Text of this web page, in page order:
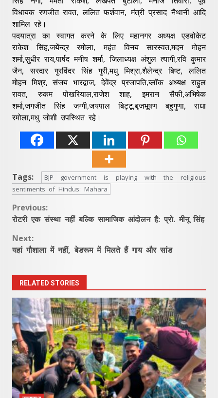
विधायक रणजीत रावत, ललित फर्शवान, मंत्री प्रसाद नैथानी आदि
शामिल रहे।
पदयात्रा का स्वागत करने के लिए महानगर अध्यक्ष एडवोकेट
राकेश सिंह,जयेंन्द्र रमोला, महंत विनय सारस्वत,मदन मोहन
शर्मा,सुधीर राय,पार्षद मनीष शर्मा, जिलाध्यक्ष अंशुल त्यागी,रवि कुमार
जैन, सरदार गुरविंदर सिंह गुरी,मधु मिश्रा,शैलेन्द्र बिष्ट, ललित
मोहन मिश्र, संजय भारद्वाज, देवेंद्र प्रजापति,ब्लॉक अध्यक्ष राहुल
रावत, रुकम पोखरियाल,राजेश शाह, इमरान सैफी,अभिषेक
शर्मा,जगजीत सिंह जग्गी,जयपाल बिट्टू,बृजभूषण बहुगुणा, राधा
रमोला,मधु जोशी उपस्थित रहे।
Tags:
BJP government is playing with the religious
sentiments of Hindus: Mahara
Continue
Previous:
रोटरी एक संस्था नहीं बल्कि सामाजिक आंदोलन है: प्रो. मीनू सिंह
Next:
यहां गौशाला में नहीं, बेडरूम में मिलते हैं गाय और सांड
RELATED STORIES